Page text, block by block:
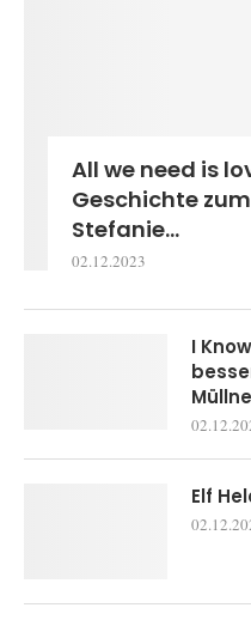
All we need is
Geschichte
Stefanie...
02.12.2023
I
Elf